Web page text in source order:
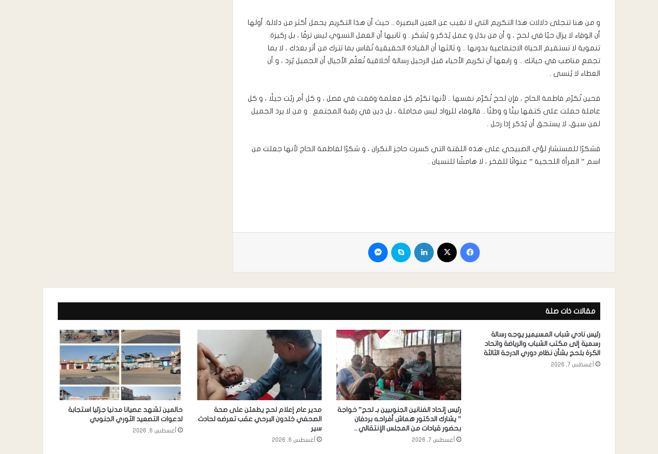
و من هنا تتجلى دلالات هذا التكريم التي لا تغيب عن العين البصيرة .. حيث أن هذا التكريم يحمل أكثر من دلالة. أولها
أن الوفاء لا يزال حيًا في لحج ، و أن من بذل و عمل يُذكر و يُشكر . و ثانيها أن العمل النسوي ليس ترفًا ، بل ركيزة
تنموية لا تستقيم الحياة الاجتماعية بدونها .. و ثالثها أن القيادة الحقيقية تُقاس بما تترك من أثر بعدك ، لا بما
تجمع مناصب في حياتك .. و رابعها أن تكريم الأحياء قبل الرحيل رسالة أخلاقية تُعلّم الأجيال أن الجميل يُرد ، و أن
العطاء لا يُنسى .
فحين تُكرّم فاطمة الحاج ، فإن لحج تُكرّم نفسها .. لأنها تكرّم كل معلمة وقفت في فصل ، و كل أم ربّت جيلًا ، و كل
عاملة حملت على كتفها بيتًا و وطنًا .. فالوفاء للرواد ليس مجاملة ، بل دين في رقبة المجتمع . و من لا يرد الجميل
لمن سبق، لا يستحق أن يُذكر إذا رحل .
فشكرًا للمستشار لؤي الصبيحي على هذه اللفتة التي كسرت حاجز النكران ، و شكرًا لفاطمة الحاج لأنها جعلت من
اسم ” المرأة اللحجية ” عنوانًا للفخر ، لا هامشًا للنسيان .
مقالات ذات صلة
رئيس نادي شباب المسيمير يوجه رسالة
رسمية إلى مكتب الشباب والرياضة واتحاد
الكرة بلحج بشأن نظام دوري الدرجة الثالثة
أغسطس 7, 2026
رئيس إتحاد الفنانين الجنوبيين بـ لحج” خواجة
” يشارك الدكتور هماش أفراحه بردفان
بحضور قيادات من المجلس الإنتقالي ..
أغسطس 7, 2026
مدير عام إعلام لحج يطمئن على صحة
الصحفي خلدون البرحي عقب تعرضه لحادث
سير
أغسطس 6, 2026
حالمين تشهد عصيانا مدنيا جزئيا استجابة
لدعوات التصعيد الثوري الجنوبي
أغسطس 6, 2026